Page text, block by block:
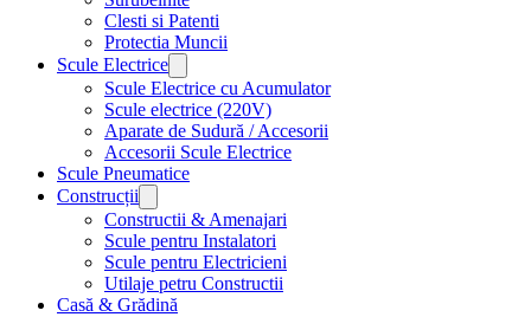
Clesti si Patenti
Protectia Muncii
Scule Electrice
Scule Electrice cu Acumulator
Scule electrice (220V)
Aparate de Sudură / Accesorii
Accesorii Scule Electrice
Scule Pneumatice
Construcții
Constructii & Amenajari
Scule pentru Instalatori
Scule pentru Electricieni
Utilaje petru Constructii
Casă & Grădină